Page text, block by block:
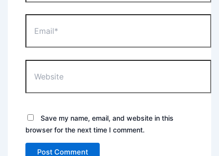
Save my name, email, and website in this
browser for the next time I comment.